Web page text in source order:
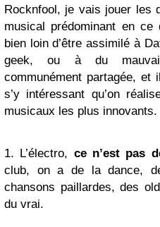
Rocknfool, je vais jouer les
musical prédominant en
bien loin d’être assimilé à
geek, ou à du
communément partagée, et
s’y intéressant qu’on
musicaux les plus innovants.
1. L’électro, ce n’est pas
club, on a de la dance,
chansons paillardes, des
du vrai.